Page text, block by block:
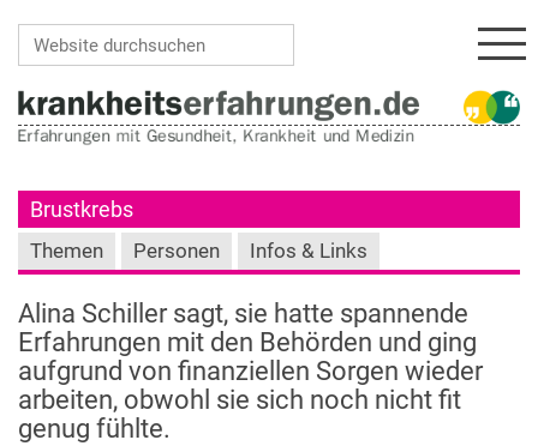
Brustkrebs
Themen Personen Infos & Links
Alina Schiller sagt, sie hatte spannende
Erfahrungen mit den Behörden und ging
aufgrund von finanziellen Sorgen wieder
arbeiten, obwohl sie sich noch nicht fit
genug fühlte.